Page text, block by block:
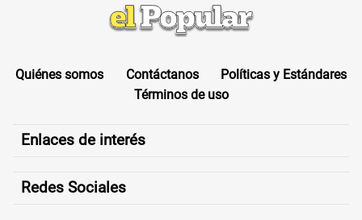
Quiénes somos Contáctanos
Políticas y Estándares
Términos de uso
Enlaces de interés
Redes Sociales